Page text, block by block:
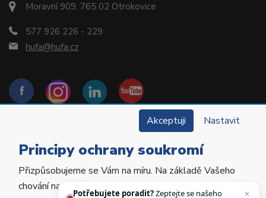
Moravní 909, 765 02 Otrokovice
577 926 226 - 229
hufa@hufa.cz
Copyright © 2022 Hu-Fa Dental a.s. Všechna práva
vyhrazena.
Akceptuji Nastavit
Principy ochrany soukromí
Přizpůsobujeme se Vám na míru. Na základě Vašeho
chování na webu personalizujeme jeho obsah a
Potřebujete poradit?Zeptejte se našeho